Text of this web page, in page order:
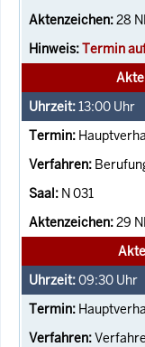
28
Termin
13:00 Uhr
N 031
29
09:30 Uhr